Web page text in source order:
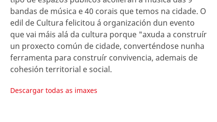
bandas de música e 40 corais que temos na cidade. O
edil de Cultura felicitou á organización dun evento
que vai máis alá da cultura porque "axuda a construír
un proxecto común de cidade, converténdose nunha
ferramenta para construír convivencia, ademais de
cohesión territorial e social.
Descargar todas as imaxes